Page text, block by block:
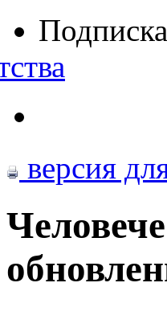
Подписка
версия